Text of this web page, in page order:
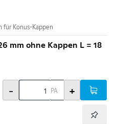
für Konus-Kappen
mm ohne Kappen L = 18
- PA +